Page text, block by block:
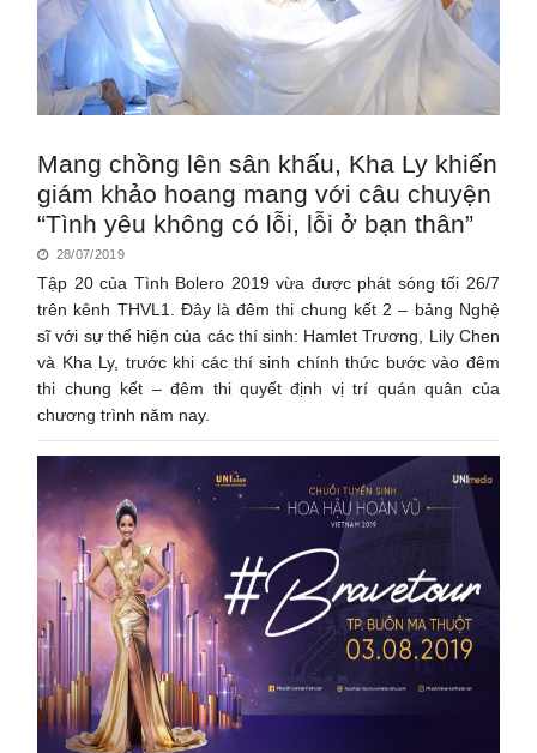
Mang chồng lên sân khấu, Kha Ly khiến
giám khảo hoang mang với câu chuyện
“Tình yêu không có lỗi, lỗi ở bạn thân”
28/07/2019
Tập 20 của Tình Bolero 2019 vừa được phát sóng tối 26/7
trên kênh THVL1. Đây là đêm thi chung kết 2 – bảng Nghệ
sĩ với sự thể hiện của các thí sinh: Hamlet Trương, Lily Chen
và Kha Ly, trước khi các thí sinh chính thức bước vào đêm
thi chung kết – đêm thi quyết định vị trí quán quân của
chương trình năm nay.